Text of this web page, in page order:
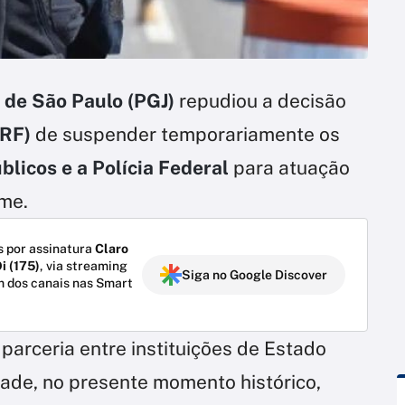
São Paulo (PGJ) repudiou a decisão
de suspender temporariamente os
e a Polícia Federal para atuação
por assinatura Claro
(175), via streaming
dos canais nas Smart
Siga no Google Discover
entre instituições de Estado
no presente momento histórico,